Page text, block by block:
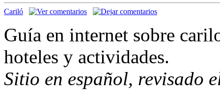
Cariló
Guía en internet sobre
hoteles y actividades.
Sitio en español, revisado